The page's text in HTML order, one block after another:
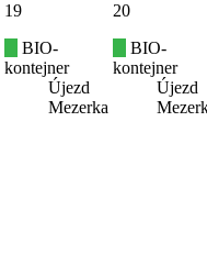
19
BIO-
kontejner
Újezd
Mezerka
20
BIO-
kontejner
Újezd